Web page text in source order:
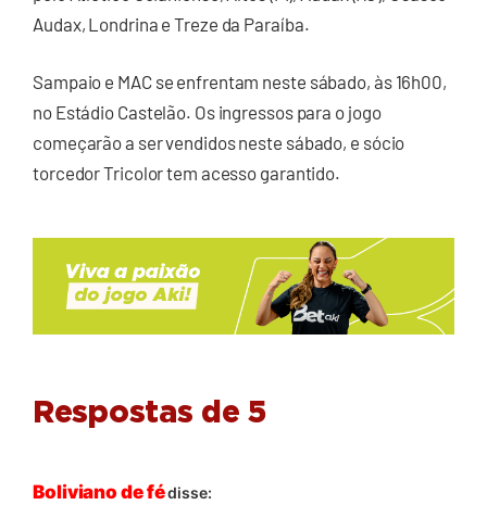
Audax, Londrina e Treze da Paraíba.
Sampaio e MAC se enfrentam neste sábado, às 16h00,
no Estádio Castelão. Os ingressos para o jogo
começarão a ser vendidos neste sábado, e sócio
torcedor Tricolor tem acesso garantido.
Respostas de 5
Boliviano de fédisse: